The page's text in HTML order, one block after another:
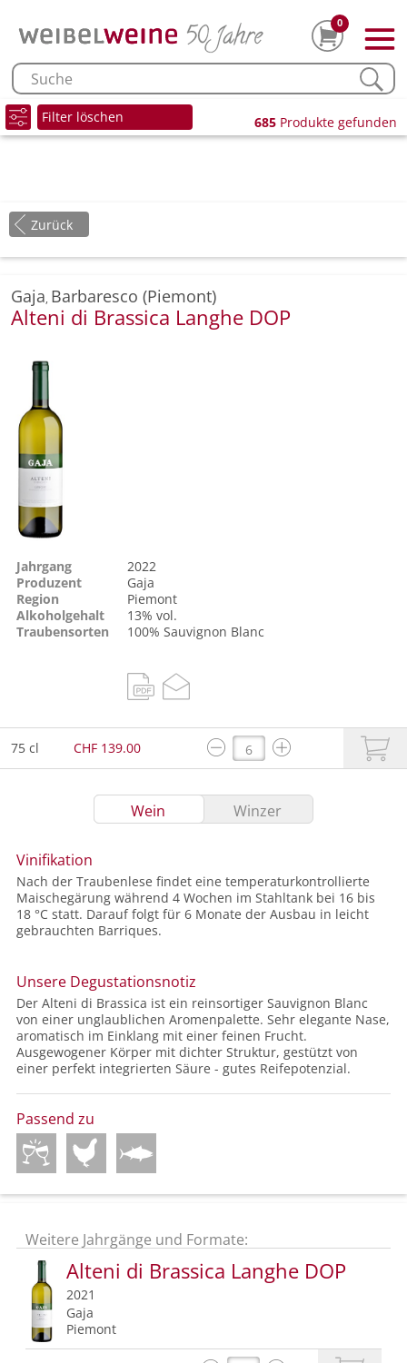
0
Filter löschen 685 Produkte gefunden
Zurück
Gaja, Barbaresco (Piemont)
Alteni di Brassica Langhe DOP
Jahrgang
2022
Produzent
Gaja
Region
Piemont
Alkoholgehalt
13% vol.
Traubensorten
100% Sauvignon Blanc
75 cl CHF 139.00
Wein Winzer
Vinifikation
Nach der Traubenlese findet eine temperaturkontrollierte
Maischegärung während 4 Wochen im Stahltank bei 16 bis
18 °C statt. Darauf folgt für 6 Monate der Ausbau in leicht
gebrauchten Barriques.
Unsere Degustationsnotiz
Der Alteni di Brassica ist ein reinsortiger Sauvignon Blanc
von einer unglaublichen Aromenpalette. Sehr elegante Nase,
aromatisch im Einklang mit einer feinen Frucht.
Ausgewogener Körper mit dichter Struktur, gestützt von
einer perfekt integrierten Säure - gutes Reifepotenzial.
Passend zu
Weitere Jahrgänge und Formate:
Alteni di Brassica Langhe DOP
2021
Gaja
Piemont